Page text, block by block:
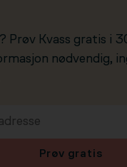
Prøv Kvass gratis i
nødvendig,
Prøv gratis